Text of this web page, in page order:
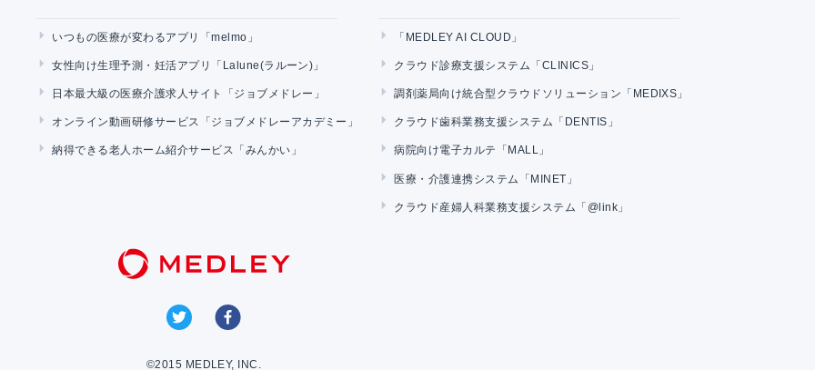
いつもの医療が変わるアプリ「melmo」
女性向け生理予測・妊活アプリ「Lalune(ラルーン)」
日本最大級の医療介護求人サイト「ジョブメドレー」
オンライン動画研修サービス「ジョブメドレーアカデミー」
納得できる老人ホーム紹介サービス「みんかい」
「MEDLEY AI CLOUD」
クラウド診療支援システム「CLINICS」
調剤薬局向け統合型クラウドソリューション「MEDIXS」
クラウド歯科業務支援システム「DENTIS」
病院向け電子カルテ「MALL」
医療・介護連携システム「MINET」
クラウド産婦人科業務支援システム「@link」
©2015 MEDLEY, INC.